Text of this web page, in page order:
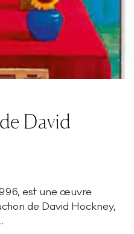
David
est une œuvre
de David Hockney,